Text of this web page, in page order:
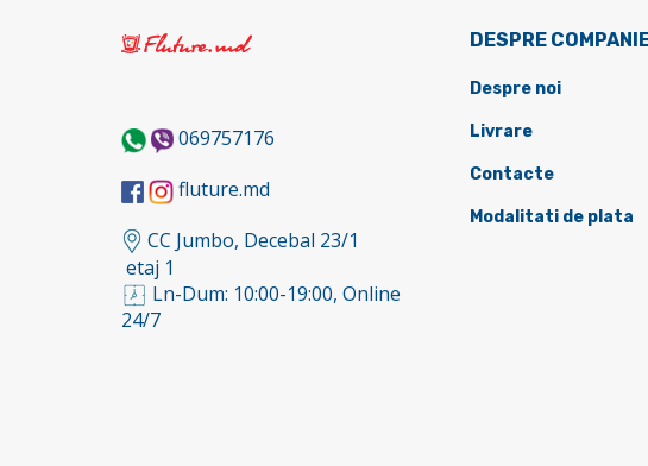
069757176
fluture.md
CC Jumbo, Decebal 23/1
etaj 1
Ln-Dum: 10:00-19:00, Online
24/7
DESPRE
Despre noi
Livrare
Contacte
Modalitati de plata